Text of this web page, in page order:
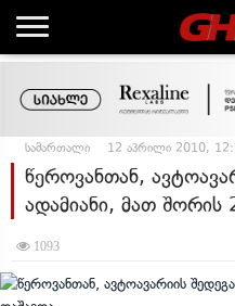
სამართალი 12 აპრილი 2010,
წეროვანთან,
ადამიანი, მათ შორის
1093